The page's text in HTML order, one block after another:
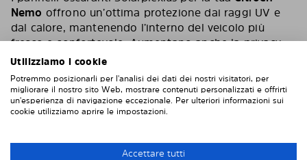
Nemo offrono un’ottima protezione dai raggi UV e
dal calore, mantenendo l’interno del veicolo più
fresco e confortevole. Aumentano anche la privacy,
pur mantenendo una buona visibilità dall’interno.
Con oltre
500.000 clienti soddisfatti
in tutta Europa,
Solarplexius è la scelta giusta per un oscuramento
vetri di alta qualità e facile da installare.
Utilizziamo i cookie
Potremmo posizionarli per l'analisi dei dati dei nostri visitatori, per
migliorare il nostro sito Web, mostrare contenuti personalizzati e offrirti
un'esperienza di navigazione eccezionale. Per ulteriori informazioni sui
cookie utilizziamo aprire le impostazioni.
Accettare tutti